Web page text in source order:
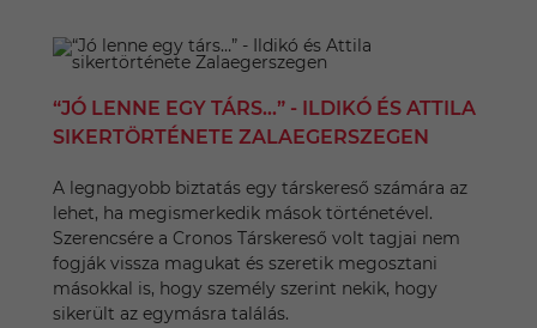
“JÓ LENNE EGY TÁRS…” - ILDIKÓ ÉS ATTILA
SIKERTÖRTÉNETE ZALAEGERSZEGEN
A legnagyobb biztatás egy társkereső számára az
lehet, ha megismerkedik mások történetével.
Szerencsére a Cronos Társkereső volt tagjai nem
fogják vissza magukat és szeretik megosztani
másokkal is, hogy személy szerint nekik, hogy
sikerült az egymásra találás.